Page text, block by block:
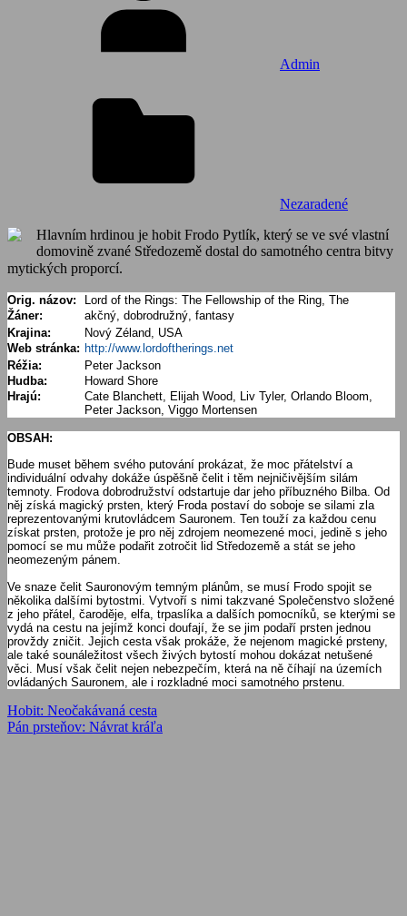
Admin
Nezaradené
Hlavním hrdinou je hobit Frodo Pytlík, který se ve své vlastní
domovině zvané Středozemě dostal do samotného centra bitvy
mytických proporcí.
Orig. názov:
Lord of the Rings: The Fellowship of the Ring, The
Žáner:
akčný, dobrodružný, fantasy
Krajina:
Nový Zéland, USA
Web stránka: http://www.lordoftherings.net
Réžia:
Peter Jackson
Hudba:
Howard Shore
Hrajú:
Cate Blanchett, Elijah Wood, Liv Tyler, Orlando Bloom,
Peter Jackson, Viggo Mortensen
OBSAH:
Bude muset během svého putování prokázat, že moc přátelství a
individuální odvahy dokáže úspěšně čelit i těm nejničivějším silám
temnoty. Frodova dobrodružství odstartuje dar jeho příbuzného Bilba. Od
něj získá magický prsten, který Froda postaví do soboje se silami zla
reprezentovanými krutovládcem Sauronem. Ten touží za každou cenu
získat prsten, protože je pro něj zdrojem neomezené moci, jedině s jeho
pomocí se mu může podařit zotročit lid Středozemě a stát se jeho
neomezeným pánem.
Ve snaze čelit Sauronovým temným plánům, se musí Frodo spojit se
několika dalšími bytostmi. Vytvoří s nimi takzvané Společenstvo složené
z jeho přátel, čaroděje, elfa, trpaslíka a dalších pomocníků, se kterými se
vydá na cestu na jejímž konci doufají, že se jim podaří prsten jednou
provždy zničit. Jejich cesta však prokáže, že nejenom magické prsteny,
ale také sounáležitost všech živých bytostí mohou dokázat netušené
věci. Musí však čelit nejen nebezpečím, která na ně číhají na územích
ovládaných Sauronem, ale i rozkladné moci samotného prstenu.
Navigácia
v
Previous
Post:
Hobit: Neočakávaná cesta
Next
Pán prsteňov: Návrat kráľa